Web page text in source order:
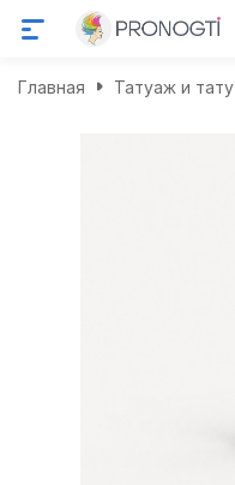
Главная Татуаж и тату